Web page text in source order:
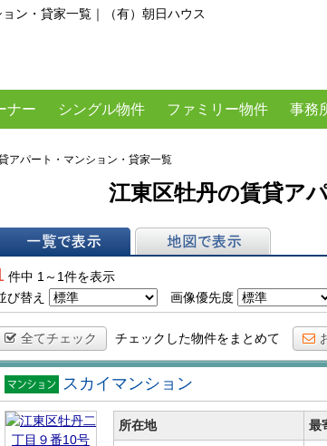
ン・貸家一覧｜（有）朝日ハウス
ナー シングル物件 ファミリー物件 事務
アパート・マンション・貸家一覧
江東区牡丹の賃貸ア
件中 1～1件を表示
び替え
画像優先度
全てチェック チェックした物件をまとめて
賃貸マン
ション
スカイマンション
所在地 最